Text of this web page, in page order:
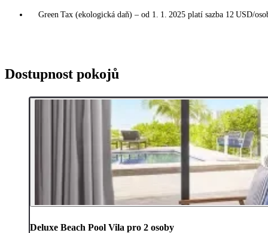
Green Tax (ekologická daň) – od 1. 1. 2025 platí sazba 12 USD/
Dostupnost pokojů
Deluxe Beach Pool Vila pro 2 osoby